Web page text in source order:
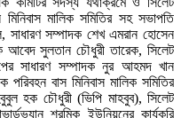
মালিক সমিতির সহ সভাপতি
সাধারণ সম্পাদক শেখ এমরান হোসেন
আবেদ সুলতান চৌধুরী তারেক, সিলেট
সাধারণ সম্পাদক নুর আহমদ খান
বাস মিনিবাস মালিক সমিতির
হক চৌধুরী (ভিপি মাহবুব), সিলেট
শ্রমিক ইউনিয়নের কার্যকরি